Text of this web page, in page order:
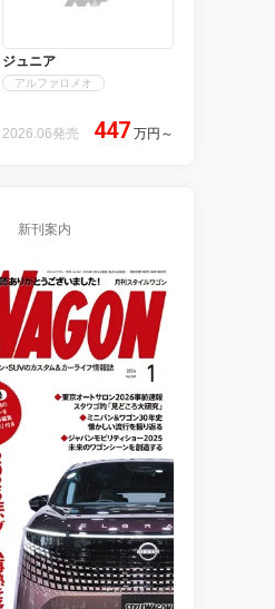
ジュニア
アルファロメオ
2026.06発売 447 万円 ～
新刊案内